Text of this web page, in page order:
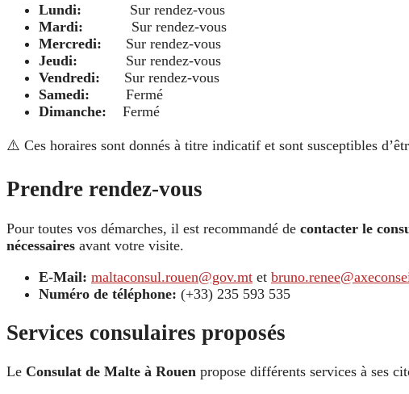
Lundi: Sur rendez-vous
Mardi: Sur rendez-vous
Mercredi: Sur rendez-vous
Jeudi: Sur rendez-vous
Vendredi: Sur rendez-vous
Samedi: Fermé
Dimanche: Fermé
⚠️ Ces horaires sont donnés à titre indicatif et sont susceptibles
Prendre rendez-vous
Pour toutes vos démarches, il est recommandé de contacter le
nécessaires avant votre visite.
E-Mail: maltaconsul.rouen@gov.mt et
Numéro de téléphone: (+33) 235 593 535
Services consulaires proposés
Le Consulat de Malte à Rouen propose différents services à ses